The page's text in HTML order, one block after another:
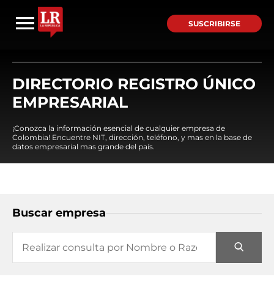
SUSCRIBIRSE
DIRECTORIO REGISTRO ÚNICO
EMPRESARIAL
¡Conozca la información esencial de cualquier empresa de
Colombia! Encuentre NIT, dirección, teléfono, y mas en la base de
datos empresarial mas grande del país.
Buscar empresa